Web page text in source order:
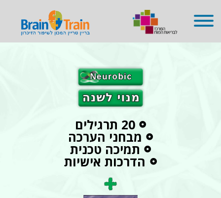
בְּאֲתָר
זֶה
מַעֲרֶכֶת
20 תרגילים
מבחני הערכה
תמיכה טכנית
הדרכות אישיות